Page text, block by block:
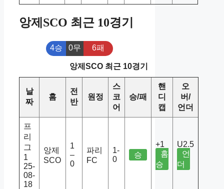
앙제SCO 최근 10경기
4승 0무 6패
앙제SCO 최근 10경기
날
짜
홈
전
반
원정
스
코
어
승/패
핸
디
캡
오
버/
언더
프
리
그
1
25-
08-
18
앙제
SCO
1
–
0
파리
FC
1-
0
승
+1
홈
승
U2.5
언
더